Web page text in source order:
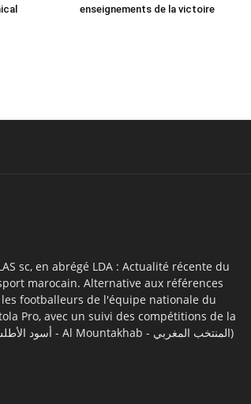
enseignements de la victoire
sc, en abrégé LDA : Actualité récente du
marocain. Alternative aux références
footballeurs de l'équipe nationale du
Pro, avec un suivi des compétitions de la
CAF et FIFA. (أسود الأطلس - Al Mountakhab - المنتخب المغربي)